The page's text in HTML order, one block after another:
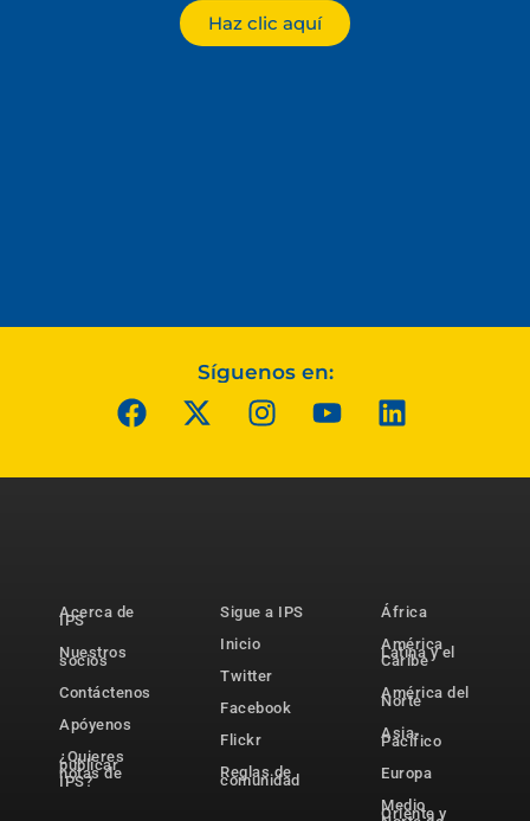
Haz clic aquí
Síguenos en:
Acerca de
IPS
Nuestros
socios
Contáctenos
Apóyenos
¿Quieres
publicar
notas de
IPS?
Sigue a IPS
Inicio
Twitter
Facebook
Flickr
Reglas de
comunidad
África
América
Latina y el
Caribe
América del
Norte
Asia-
Pacífico
Europa
Medio
Oriente y